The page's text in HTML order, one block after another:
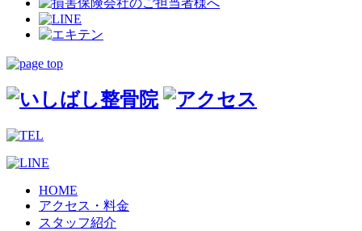
HOME
アクセス・料金
スタッフ紹介